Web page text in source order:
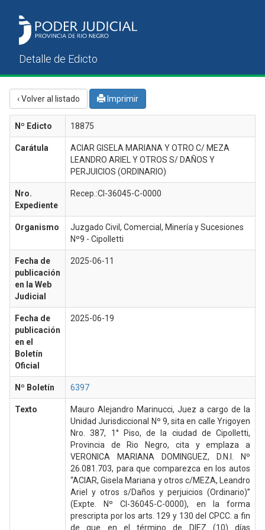
‹ Volver al listado Imprimir
Nº Edicto 18875
Carátula
ACIAR GISELA MARIANA Y OTRO C/ MEZA
LEANDRO ARIEL Y OTROS S/ DAÑOS Y
PERJUICIOS (ORDINARIO)
Nro.
Expediente
Recep.:CI-36045-C-0000
Organismo
Juzgado Civil, Comercial, Minería y Sucesiones
Nº9 - Cipolletti
Fecha de
publicación
en la Web
Judicial
2025-06-11
Fecha de
publicación
en el
Boletín
Oficial
2025-06-19
Nº Boletín 6397
Texto
Mauro Alejandro Marinucci, Juez a cargo de la
Unidad Jurisdiccional Nº 9, sita en calle Yrigoyen
Nro. 387, 1° Piso, de la ciudad de Cipolletti,
Provincia de Rio Negro, cita y emplaza a
VERONICA MARIANA DOMINGUEZ, D.N.I. Nº
26.081.703, para que comparezca en los autos
“ACIAR, Gisela Mariana y otros c/MEZA, Leandro
Ariel y otros s/Daños y perjuicios (Ordinario)”
(Expte. Nº CI-36045-C-0000), en la forma
prescripta por los arts. 129 y 130 del CPCC. a fin
de que en el término de DIEZ (10) días